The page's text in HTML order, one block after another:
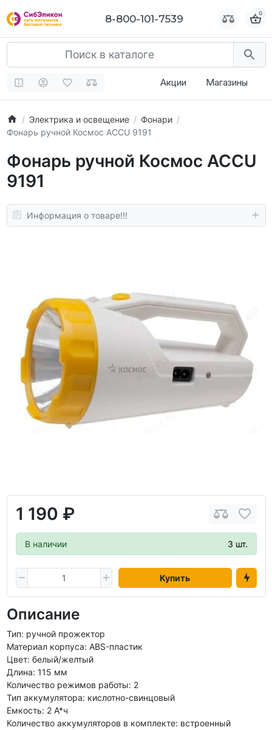
8-800-101-7539 0
Акции Магазины
Электрика и освещение
Фонари
Фонарь ручной Космос ACCU 9191
Фонарь ручной Космос ACCU
9191
Информация о товаре!!!
1 190 ₽
В наличии 3 шт.
Купить
Описание
Тип: ручной прожектор
Материал корпуса: ABS-пластик
Цвет: белый/желтый
Длина: 115 мм
Количество режимов работы: 2
Тип аккумулятора: кислотно-свинцовый
Емкость: 2 А*ч
Количество аккумуляторов в комплекте: встроенный
8-800-101-7539 0